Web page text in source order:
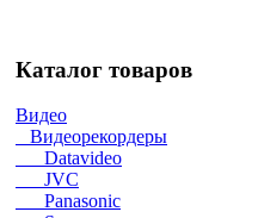
Каталог товаров
Видео
Видеорекордеры
Datavideo
JVC
Panasonic